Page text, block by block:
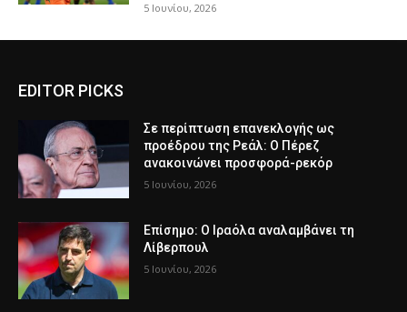
5 Ιουνίου, 2026
EDITOR PICKS
Σε περίπτωση επανεκλογής ως
προέδρου της Ρεάλ: Ο Πέρεζ
ανακοινώνει προσφορά-ρεκόρ
5 Ιουνίου, 2026
Επίσημο: Ο Ιραόλα αναλαμβάνει τη
Λίβερπουλ
5 Ιουνίου, 2026